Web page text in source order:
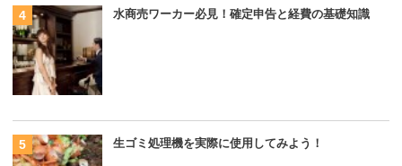
水商売ワーカー必見！確定申告と経費の基礎知識
生ゴミ処理機を実際に使用してみよう！